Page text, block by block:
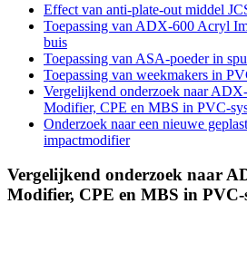
Effect van anti-plate-out middel
Toepassing van ADX-600 Acryl
buis
Toepassing van ASA-poeder in
Toepassing van weekmakers in
Vergelijkend onderzoek naar
Modifier, CPE en MBS in PVC-
Onderzoek naar een nieuwe
impactmodifier
Vergelijkend onderzoek naar
Modifier, CPE en MBS in PVC-